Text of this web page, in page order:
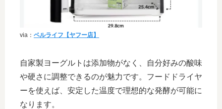
via： ベルライフ【ヤフー店】
自家製ヨーグルトは添加物がなく、自分好みの酸味
や硬さに調整できるのが魅力です。フードドライヤ
ーを使えば、安定した温度で理想的な発酵が可能に
なります。